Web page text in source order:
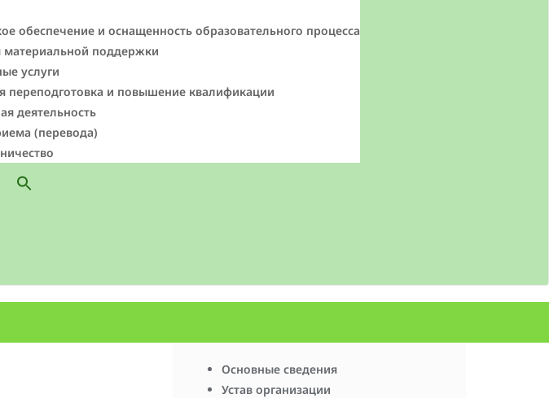
обеспечение и оснащенность образовательного процесса
поддержки
услуги
переподготовка и повышение квалификации
деятельность
(перевода)
Основные сведения
Устав организации